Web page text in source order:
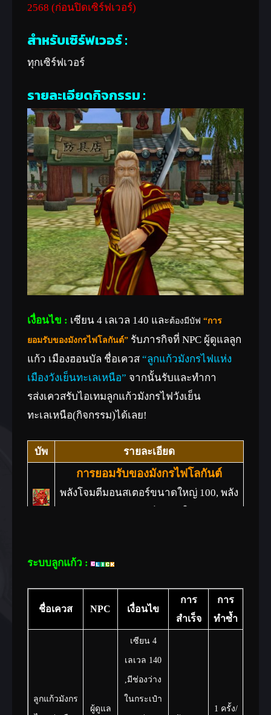
2568 (ก่อนปิดเซิร์ฟเวอร์)
สำหรับเซิร์ฟเวอร์ :
ทุกเซิร์ฟเวอร์
รายละเอียดกิจกรรม :
เงื่อนไข : เซียน 4 เลเวล 140 และต้องมีบัฟ “การ
ยอมรับของมังกรไฟโลกันต์” รับภารกิจที่ NPC ผู้ดูแลลูก
แก้ว เมืองฮอนบัล ชื่อเควส “ลูกแก้วมังกรไฟแห่ง
เมืองวังเย็นทะเลเหนือ” จากนั้นรับและทำกา
รส่งเควสรับไอเทมลูกแก้วมังกรไฟวังเย็น
ทะเลเหนือ(กิจกรรม)ได้เลย!
บัพ รายละเอียด
การยอมรับของมังกรไฟโลกันต์
พลังโจมตีมอนสเตอร์ขนาดใหญ่ 100, พลัง
ระบบลูกแก้ว :
ชื่อเควส NPC เงื่อนไข
การ
สำเร็จ
การ
ทำซ้ำ
ลูกแก้วมังกร
ผู้ดูแล
เซียน 4
เลเวล 140
,มีช่องว่าง
ในกระเป๋า
1 ครั้ง/